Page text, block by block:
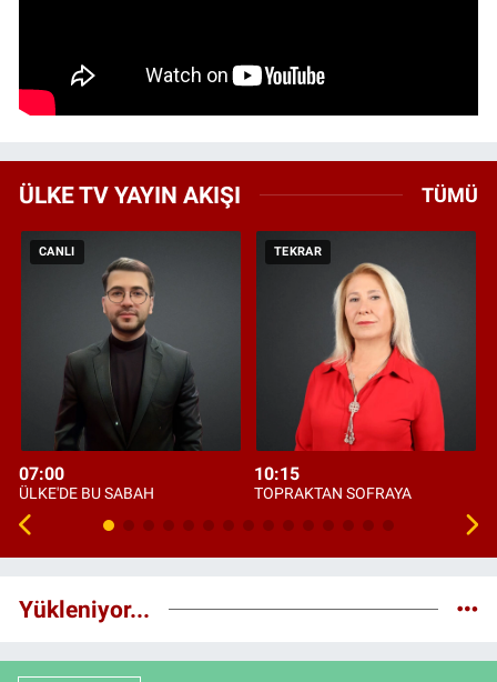
ÜLKE TV YAYIN AKIŞI TÜMÜ
CANLI
07:00
ÜLKE'DE BU SABAH
TEKRAR
10:15
TOPRAKTAN SOFRAYA
Yükleniyor...